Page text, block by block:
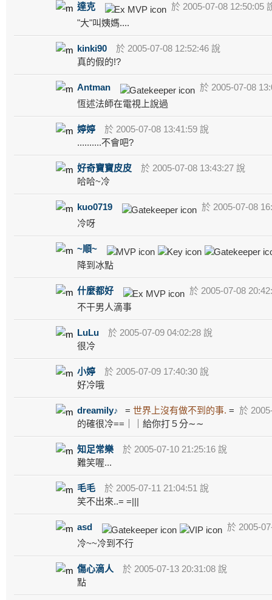
達克
於 2005-07-08 12:50:05
"大"叫姨媽....
kinki90
於 2005-07-08 12:52:46 說
真的假的!?
Antman
於 2005-07-08
恆述法師在電視上說過
婷婷
於 2005-07-08 13:41:59 說
..........不會吧?
好奇寶寶皮皮
於 2005-07-08 13:43:27 說
哈哈~冷
kuo0719
於 2005-07-08
冷呀
~順~
降到冰點
什麼都好
於 2005-07-08
不干男人滴事
LuLu
於 2005-07-09 04:02:28 說
很冷
小婷
於 2005-07-09 17:40:30 說
好冷哦
dreamily♪ =世界上沒有做不到的事. = 於
的確很冷==｜｜給你打５分∼∼
知足常樂
於 2005-07-10 21:25:16 說
難笑喔...
毛毛
於 2005-07-11 21:04:51 說
笑不出來..= =|||
asd
於 2005-
冷~~冷到不行
傷心滴人
於 2005-07-13 20:31:08 說
點